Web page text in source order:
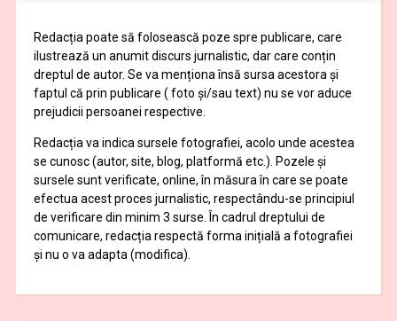
Redacția poate să folosească poze spre publicare, care
ilustrează un anumit discurs jurnalistic, dar care conțin
dreptul de autor. Se va menționa însă sursa acestora și
faptul că prin publicare ( foto și/sau text) nu se vor aduce
prejudicii persoanei respective.
Redacția va indica sursele fotografiei, acolo unde acestea
se cunosc (autor, site, blog, platformă etc.). Pozele și
sursele sunt verificate, online, în măsura în care se poate
efectua acest proces jurnalistic, respectându-se principiul
de verificare din minim 3 surse. În cadrul dreptului de
comunicare, redacția respectă forma inițială a fotografiei
și nu o va adapta (modifica).